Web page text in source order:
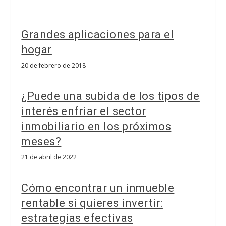
Grandes aplicaciones para el
hogar
20 de febrero de 2018
¿Puede una subida de los tipos de
interés enfriar el sector
inmobiliario en los próximos
meses?
21 de abril de 2022
Cómo encontrar un inmueble
rentable si quieres invertir:
estrategias efectivas